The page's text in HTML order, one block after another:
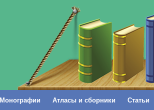
Монографии Атласы и сборники Статьи